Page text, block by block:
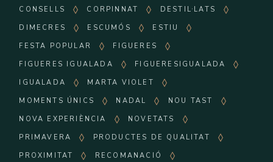
CONSELLS
CORPINNAT
DESTIL·LATS
DIMECRES
ESCUMÓS
ESTIU
FESTA POPULAR
FIGUERES
FIGUERES IGUALADA
FIGUERESIGUALADA
IGUALADA
MARTA VIOLET
MOMENTS ÚNICS
NADAL
NOU TAST
NOVA EXPERIÈNCIA
NOVETATS
PRIMAVERA
PRODUCTES DE QUALITAT
PROXIMITAT
RECOMANACIÓ